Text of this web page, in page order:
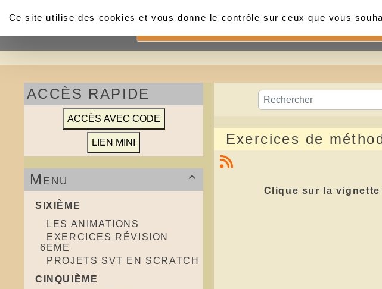
Accueil Contact
ACCÈS RAPIDE

Menu
SIXIÈME
LES ANIMATIONS
EXERCICES RÉVISION
6EME
PROJETS SVT EN SCRATCH
CINQUIÈME
Exercices de
Clique sur la
Ce site utilise des cookies et vous donne le contrôle sur ceux que vous